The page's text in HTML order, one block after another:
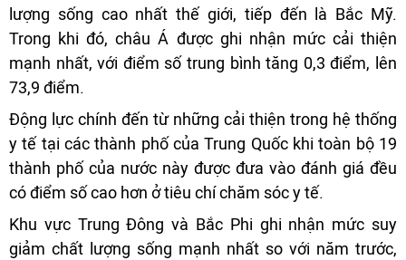
lượng sống cao nhất thế giới, tiếp đến là Bắc Mỹ.
Trong khi đó, châu Á được ghi nhận mức cải thiện
mạnh nhất, với điểm số trung bình tăng 0,3 điểm, lên
73,9 điểm.
Động lực chính đến từ những cải thiện trong hệ thống
y tế tại các thành phố của Trung Quốc khi toàn bộ 19
thành phố của nước này được đưa vào đánh giá đều
có điểm số cao hơn ở tiêu chí chăm sóc y tế.
Khu vực Trung Đông và Bắc Phi ghi nhận mức suy
giảm chất lượng sống mạnh nhất so với năm trước,